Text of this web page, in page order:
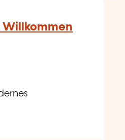
Willkommen